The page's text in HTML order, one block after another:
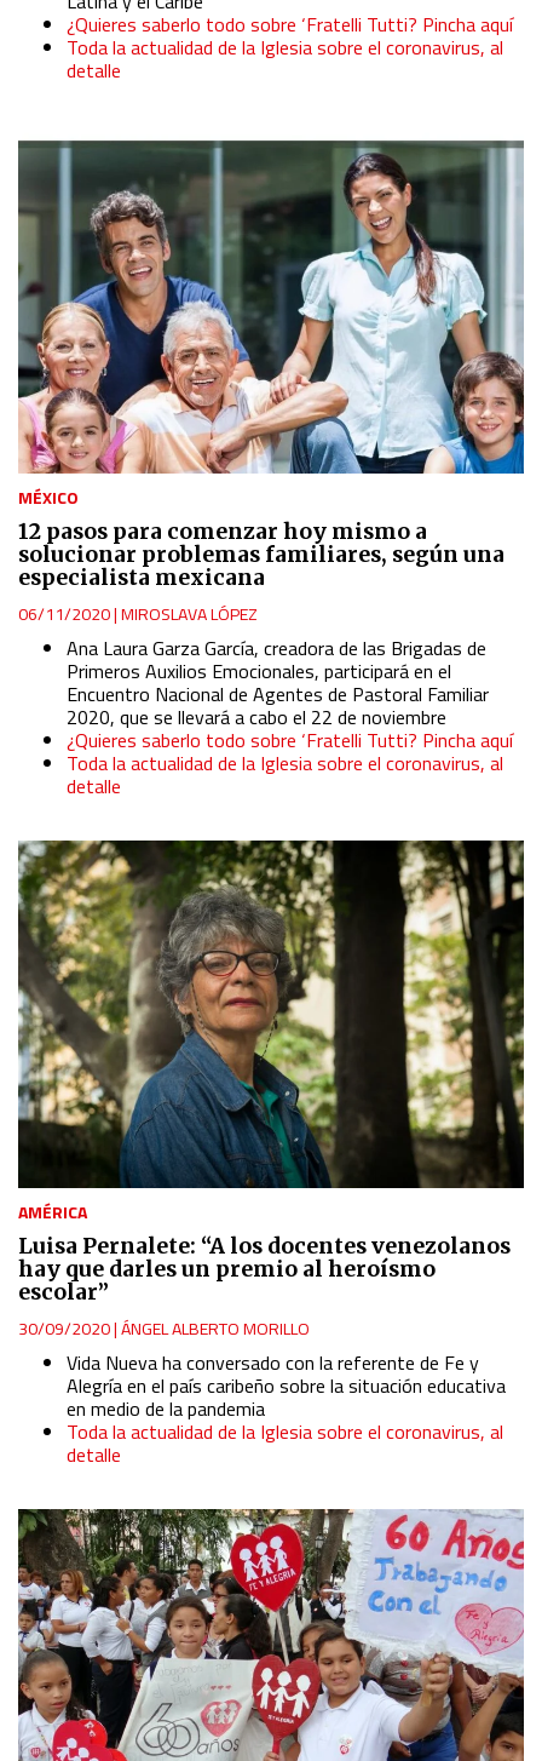
¿Quieres saberlo todo sobre ‘Fratelli Tutti? Pincha aquí
Toda la actualidad de la Iglesia sobre el coronavirus, al
detalle
MÉXICO
12 pasos para comenzar hoy mismo a
solucionar problemas familiares, según una
especialista mexicana
06/11/2020|MIROSLAVA LÓPEZ
Ana Laura Garza García, creadora de las Brigadas de
Primeros Auxilios Emocionales, participará en el
Encuentro Nacional de Agentes de Pastoral Familiar
2020, que se llevará a cabo el 22 de noviembre
¿Quieres saberlo todo sobre ‘Fratelli Tutti? Pincha aquí
Toda la actualidad de la Iglesia sobre el coronavirus, al
detalle
AMÉRICA
Luisa Pernalete: “A los docentes venezolanos
hay que darles un premio al heroísmo
escolar”
30/09/2020|ÁNGEL ALBERTO MORILLO
Vida Nueva ha conversado con la referente de Fe y
Alegría en el país caribeño sobre la situación educativa
en medio de la pandemia
Toda la actualidad de la Iglesia sobre el coronavirus, al
detalle